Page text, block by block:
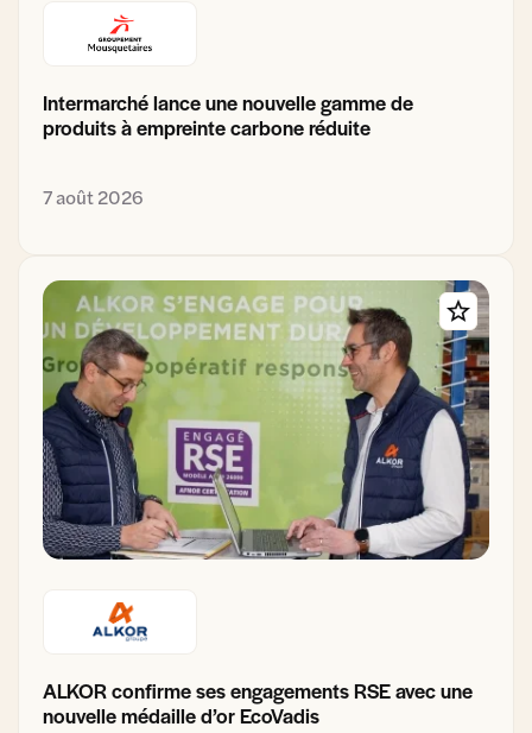
Intermarché lance une nouvelle gamme de
produits à empreinte carbone réduite
7 août 2026
ALKOR confirme ses engagements RSE avec une
nouvelle médaille d’or EcoVadis